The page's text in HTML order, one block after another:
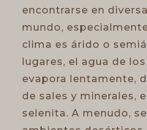
encontrarse en
mundo,
clima es árido o
lugares, el agua de
evapora lentamente,
de sales y minerales,
selenita. A menudo,